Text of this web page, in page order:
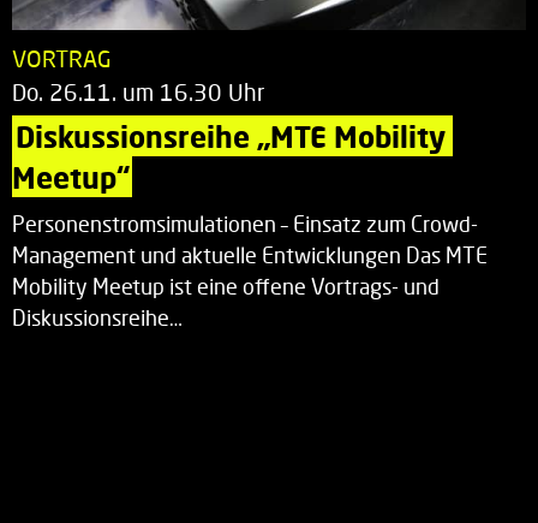
VORTRAG
Do. 26.11. um 16.30 Uhr
Diskussionsreihe „MTE Mobility
Meetup“
Personenstromsimulationen – Einsatz zum Crowd-
Management und aktuelle Entwicklungen Das MTE
Mobility Meetup ist eine offene Vortrags- und
Diskussionsreihe…